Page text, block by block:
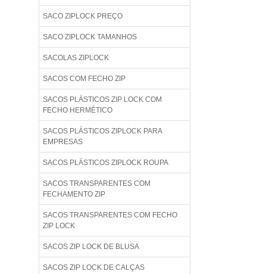
SACO ZIPLOCK PREÇO
SACO ZIPLOCK TAMANHOS
SACOLAS ZIPLOCK
SACOS COM FECHO ZIP
SACOS PLÁSTICOS ZIP LOCK COM
FECHO HERMÉTICO
SACOS PLÁSTICOS ZIPLOCK PARA
EMPRESAS
SACOS PLÁSTICOS ZIPLOCK ROUPA
SACOS TRANSPARENTES COM
FECHAMENTO ZIP
SACOS TRANSPARENTES COM FECHO
ZIP LOCK
SACOS ZIP LOCK DE BLUSA
SACOS ZIP LOCK DE CALÇAS